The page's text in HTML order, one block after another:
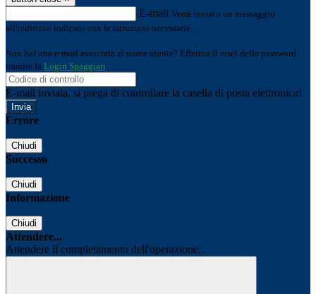
E-mail Verrà inviato un messaggio
all'indirizzo indicato con le istruzioni necessarie.
Non hai una e-mail associata al nome utente? Effettua il reset della password
tramite la Login Spaggiari
E-mail inviata, si prega di controllare la casella di posta elettronica!
Errore
Chiudi
Successo
Chiudi
Informazione
Chiudi
Attendere...
Attendere il completamento dell'operazione...